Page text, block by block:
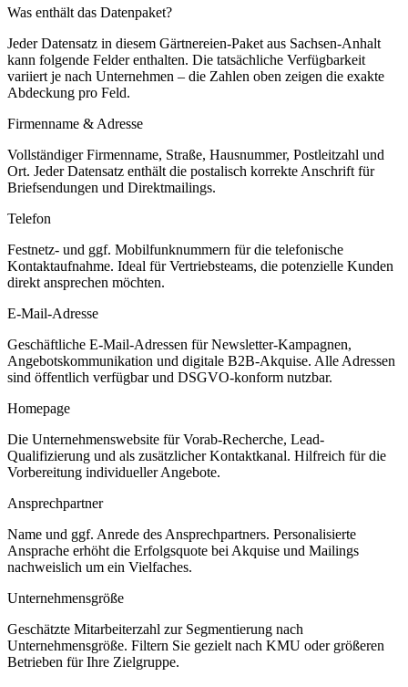
Was enthält das Datenpaket?
Jeder Datensatz in diesem Gärtnereien-Paket aus Sachsen-Anhalt
kann folgende Felder enthalten. Die tatsächliche Verfügbarkeit
variiert je nach Unternehmen – die Zahlen oben zeigen die exakte
Abdeckung pro Feld.
Firmenname & Adresse
Vollständiger Firmenname, Straße, Hausnummer, Postleitzahl und
Ort. Jeder Datensatz enthält die postalisch korrekte Anschrift für
Briefsendungen und Direktmailings.
Telefon
Festnetz- und ggf. Mobilfunknummern für die telefonische
Kontaktaufnahme. Ideal für Vertriebsteams, die potenzielle Kunden
direkt ansprechen möchten.
E-Mail-Adresse
Geschäftliche E-Mail-Adressen für Newsletter-Kampagnen,
Angebotskommunikation und digitale B2B-Akquise. Alle Adressen
sind öffentlich verfügbar und DSGVO-konform nutzbar.
Homepage
Die Unternehmenswebsite für Vorab-Recherche, Lead-
Qualifizierung und als zusätzlicher Kontaktkanal. Hilfreich für die
Vorbereitung individueller Angebote.
Ansprechpartner
Name und ggf. Anrede des Ansprechpartners. Personalisierte
Ansprache erhöht die Erfolgsquote bei Akquise und Mailings
nachweislich um ein Vielfaches.
Unternehmensgröße
Geschätzte Mitarbeiterzahl zur Segmentierung nach
Unternehmensgröße. Filtern Sie gezielt nach KMU oder größeren
Betrieben für Ihre Zielgruppe.